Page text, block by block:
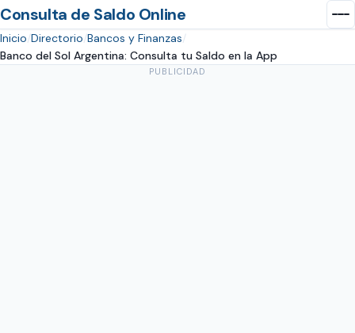
Consulta de Saldo Online
Inicio Directorio Bancos y Finanzas
Banco del Sol Argentina: Consulta tu Saldo en la App
PUBLICIDAD